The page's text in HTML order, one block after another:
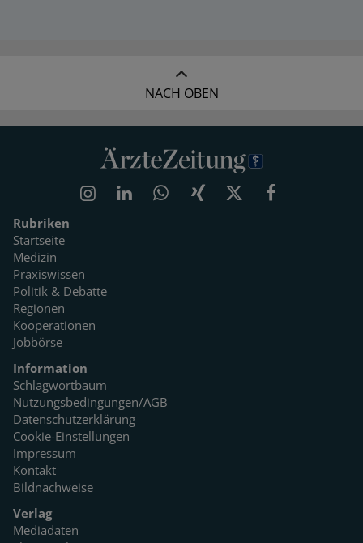
NACH OBEN
Rubriken
Startseite
Medizin
Praxiswissen
Politik & Debatte
Regionen
Kooperationen
Jobbörse
Information
Schlagwortbaum
Nutzungsbedingungen/AGB
Datenschutzerklärung
Cookie-Einstellungen
Impressum
Kontakt
Bildnachweise
Verlag
Mediadaten